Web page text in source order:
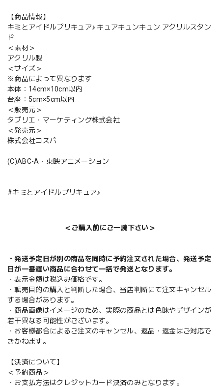
【商品情報】
キミとアイドルプリキュア♪ キュアキュンキュン アクリルスタン
ド
＜素材＞
アクリル製
＜サイズ＞
※商品によって異なります
本体：14cm×10cm以内
台座：5cm×5cm以内
＜販売元＞
タブリエ・マーケティング株式会社
＜発売元＞
株式会社コスパ
(C)ABC-A・東映アニメーション
#キミとアイドルプリキュア♪
＜ご購入前にご一読下さい＞
・発送予定日が別の商品を同時に予約注文された場合、発送予定
日が一番遅い商品に合わせて一括で発送となります。
・表示金額は税込み価格です。
・転売目的の購入と判断した場合、当店判断にて注文キャンセル
する場合があります。
・商品画像はイメージのため、実際の商品とは色味やデザインが
若干異なる可能性がございます。
・お客様都合によるご注文のキャンセル、返品・返金はご対応で
きかねます。
【決済について】
＜予約商品＞
・お支払方法はクレジットカード決済のみとなります。